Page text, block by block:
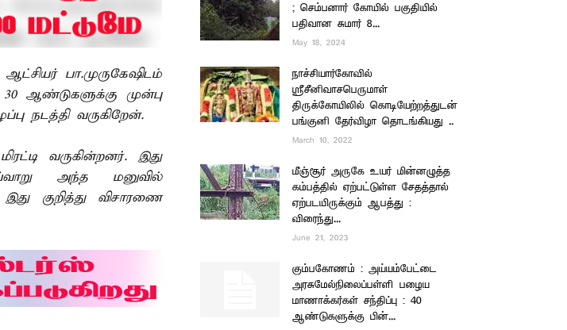
பா.முருகேஷிடம்
ஆண்டுகளுக்கு முன்பு
நடத்தி வருகிறேன்.
வருகின்றனர். இது
அந்த மனுவில்
குறித்து விசாரணை
; செம்பனார் கோயில் பகுதியில்
பதிவான சுமார் 8...
May 18, 2024
நாச்சியார்கோவில்
ஸ்ரீசீனிவாசபெருமாள்
திருக்கோயிலில் கொடியேற்றத்துடன்
பங்குனி தேர்விழா தொடங்கியது ..
March 10, 2022
மீஞ்சூர் அருகே உயர் மின்னழுத்த
கம்பத்தில் ஏற்பட்டுள்ள சேதத்தால்
ஏற்படயிருக்கும் ஆபத்து :
விரைந்து...
June 21, 2023
கும்பகோணம் : அய்யம்பேட்டை
அரசுமேல்நிலைப்பள்ளி பழைய
மாணாக்கர்கள் சந்திப்பு : 40
ஆண்டுகளுக்கு பின்...